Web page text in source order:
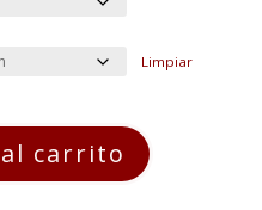
Limpiar
carrito